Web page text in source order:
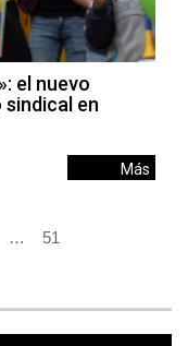
el nuevo
en
Más
…
51